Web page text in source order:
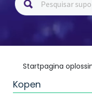
Startpagina
Kopen